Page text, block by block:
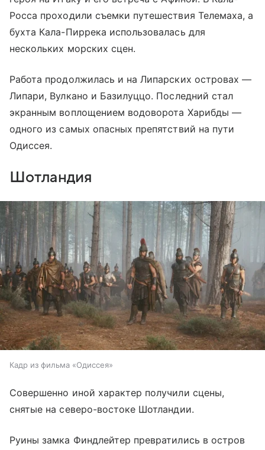
Росса проходили съемки путешествия Телемаха, а
бухта Кала-Пиррека использовалась для
нескольких морских сцен.
Работа продолжилась и на Липарских островах —
Липари, Вулкано и Базилуццо. Последний стал
экранным воплощением водоворота Харибды —
одного из самых опасных препятствий на пути
Одиссея.
Шотландия
Кадр из фильма «Одиссея»
Совершенно иной характер получили сцены,
снятые на северо-востоке Шотландии.
Руины замка Финдлейтер превратились в остров